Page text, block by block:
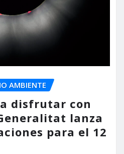
AMBIENTE
disfrutar con
lanza
para el 12